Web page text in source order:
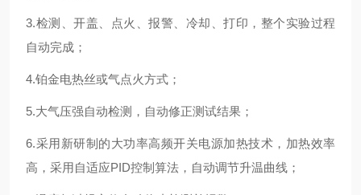
3.检测、开盖、点火、报警、冷却、打印，整个实验过程
自动完成；
4.铂金电热丝或气点火方式；
5.大气压强自动检测，自动修正测试结果；
6.采用新研制的大功率高频开关电源加热技术，加热效率
高，采用自适应PID控制算法，自动调节升温曲线；